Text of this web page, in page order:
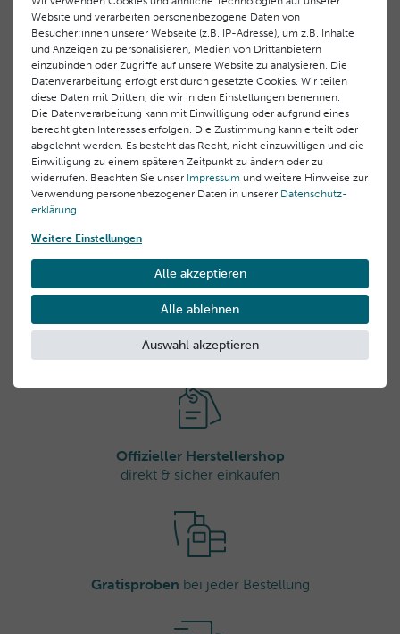
Aqua (Water), Diisopropyl Sebacate, Butyl
Methoxydibenzoylmethane, Ethylhexyl Triazone,
Caprylic/Capric Triglyceride, Coco-Caprylate/Caprate,
Dicaprylyl Carbonate, Glycerin, Bis-Ethylhexyloxyphenol
Methoxyphenyl Triazine, Silica, C10-18 Triglycerides,
Diethylamino Hydroxybenzoyl Hexyl Benzoate,
Diethylhexyl Butamido Triazone, Hydrogenated Dimer
Dilinoleyl/Dimethylcarbonate Copolymer, Propanediol,
Lauryl Glucoside, Cetearyl Alcohol, Potassium Cetyl
Phosphate, Simmondsia Chinensis (Jojoba) Seed Oil,
Benzyl Alcohol, Polyglyceryl-2 Dipolyhydroxystearate,
Parfum (Fragrance), Helianthus Annuus (Sunflower) Seed
Gum, 1,2-Hexanediol, Caprylyl Glycol, Myristyl Glucoside,
Sodium Hyaluronate, Ethylhexylglycerin, Adenosine, Aloe
Barbadensis Leaf Juice, Citric Acid, Sodium Hydroxide,
Trisodium Ethylenediamine Disuccinate, Haematococcus
Pluvialis Extract, Tocopherol, Dunaliella Salina Extract,
Hersteller-Informationen
EU Verantwortlicher
Laboratoires BLC Thalgo Cosmetic S.A.
83520 Roquebrune sur Argens, Frankreich Domaine
des Châtaigniers 00,
info@thalgo.com
+33 (0) 494197373
Hersteller
Laboratoires BLC Thalgo Cosmetic S.A.
Domaine des Châtaigniers 00, 83520 Roquebrune sur
Argens, Frankreich
info@thalgo.com
Kundenrezensionen()
Rezensionen werden geladen...
Offizieller Herstellershop
direkt & sicher einkaufen
Gratisproben bei jeder Bestellung
Website und verarbeiten personenbezogene Daten von
Besucher:innen unserer Webseite (z.B. IP-Adresse), um z.B. Inhalte
und Anzeigen zu personalisieren, Medien von Drittanbietern
einzubinden oder Zugriffe auf unsere Website zu analysieren. Die
Datenverarbeitung erfolgt erst durch gesetzte Cookies. Wir teilen
diese Daten mit Dritten, die wir in den Einstellungen benennen.
Die Datenverarbeitung kann mit Einwilligung oder aufgrund eines
berechtigten Interesses erfolgen. Die Zustimmung kann erteilt oder
abgelehnt werden. Es besteht das Recht, nicht einzuwilligen und die
Einwilligung zu einem späteren Zeitpunkt zu ändern oder zu
widerrufen. Beachten Sie unser Impressum und weitere Hinweise zur
Verwendung personenbezogener Daten in unserer Daten­schutz­
erklärung.
Weitere Einstellungen
Alle akzeptieren
Alle ablehnen
Auswahl akzeptieren